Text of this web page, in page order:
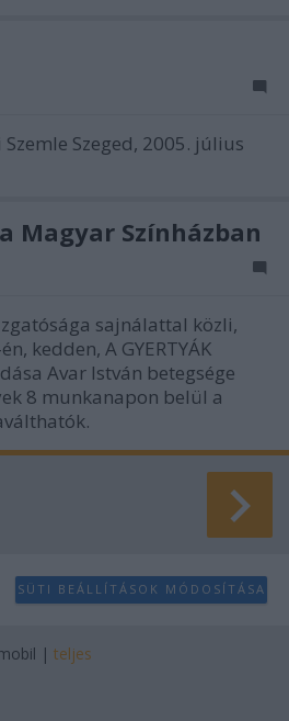
Szeged, 2005. július
Magyar Színházban
sajnálattal közli,
kedden, A GYERTYÁK
Avar István betegsége
8 munkanapon belül a
SÜTI BEÁLLÍTÁSOK MÓDOSÍTÁSA
| teljes